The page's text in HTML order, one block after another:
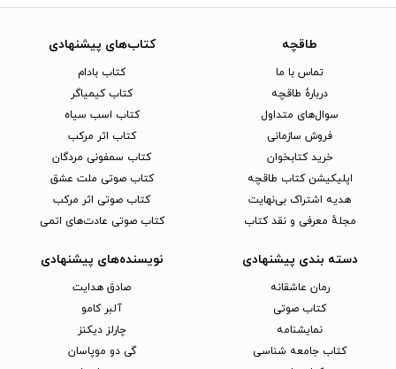
طاقچه
تماس با ما
دربارهٔ طاقچه
سوال‌های متداول
فروش سازمانی
خرید کتابخوان
اپلیکیشن کتاب طاقچه
هدیه اشتراک بی‌نهایت
مجلهٔ معرفی و نقد کتاب
کتاب‌های پیشنهادی
کتاب بادام
کتاب کیمیاگر
کتاب اسب سیاه
کتاب اثر مرکب
کتاب سمفونی مردگان
کتاب صوتی ملت عشق
کتاب صوتی اثر مرکب
کتاب صوتی عادت‌های اتمی
دسته بندی پیشنهادی
رمان عاشقانه
کتاب‌ صوتی
نمایشنامه
کتاب جامعه شناسی
نویسنده‌های پیشنهادی
صادق هدایت
آلبر کامو
چارلز دیکنز
گی دو موپاسان